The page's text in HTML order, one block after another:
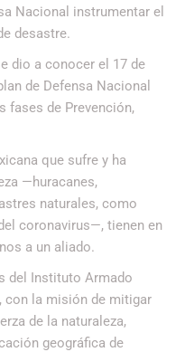
Nacional instrumentar el
desastre.
dio a conocer el 17 de
de Defensa Nacional
fases de Prevención,
que sufre y ha
—huracanes,
naturales, como
coronavirus—, tienen en
a un aliado.
del Instituto Armado
con la misión de mitigar
de la naturaleza,
geográfica de